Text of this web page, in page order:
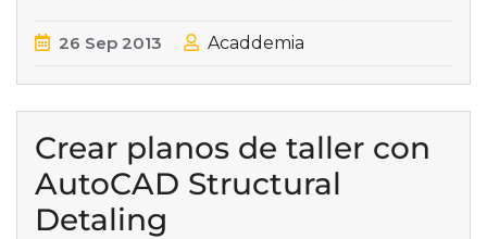
26 Sep 2013 Acaddemia
Crear planos de taller con
AutoCAD Structural
Detaling